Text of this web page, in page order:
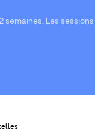
semaines. Les sessions